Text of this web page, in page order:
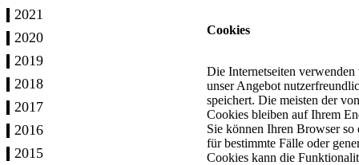
2021
2020
2019
2018
2017
2016
2015
Cookies
Die Internetseiten
unser Angebot
speichert. Die meisten der
Cookies bleiben auf Ihrem
Sie können Ihren Browser
für bestimmte Fälle oder
Cookies kann die